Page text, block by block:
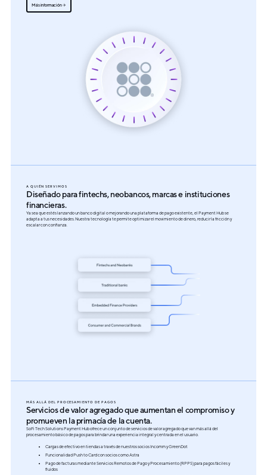
Más información
A QUIÉN SERVIMOS
Diseñado para fintechs, neobancos, marcas e instituciones
financieras.
Ya sea que estés lanzando un banco digital o mejorando una plataforma de pago existente, el Payment Hub se
adapta a tus necesidades. Nuestra tecnología te permite optimizar el movimiento de dinero, reducir la fricción y
escalar con confianza.
MÁS ALLÁ DEL PROCESAMIENTO DE PAGOS
Servicios de valor agregado que aumentan el compromiso y
promueven la primacía de la cuenta.
SoFi Tech Solutions Payment Hub ofrece un conjunto de servicios de valor agregado que van más allá del
procesamiento básico de pagos para brindar una experiencia integral y centrada en el usuario.
Cargas de efectivo en tiendas a través de nuestros socios Incomm y GreenDot
Funcionalidad Push to Card con socios como Astra
Pago de facturas mediante Servicios Remotos de Pago y Procesamiento (RPPS) para pagos fáciles y
fluidos